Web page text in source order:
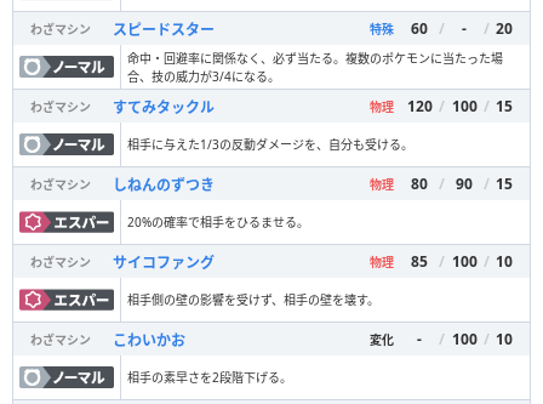
わざマシン スピードスター 特殊 60 / - / 20
命中・回避率に関係なく、必ず当たる。複数のポケモンに当たった場
合、技の威力が3/4になる。
わざマシン
すてみタックル 物理 120 / 100 / 15
相手に与えた1/3の反動ダメージを、自分も受ける。
わざマシン しねんのずつき 物理 80 / 90 / 15
20%の確率で相手をひるませる。
わざマシン サイコファング 物理 85 / 100 / 10
相手側の壁の影響を受けず、相手の壁を壊す。
わざマシン こわいかお 変化 - / 100 / 10
相手の素早さを2段階下げる。